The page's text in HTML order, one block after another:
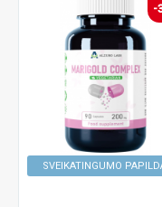
SVEIKATINGUMO
-